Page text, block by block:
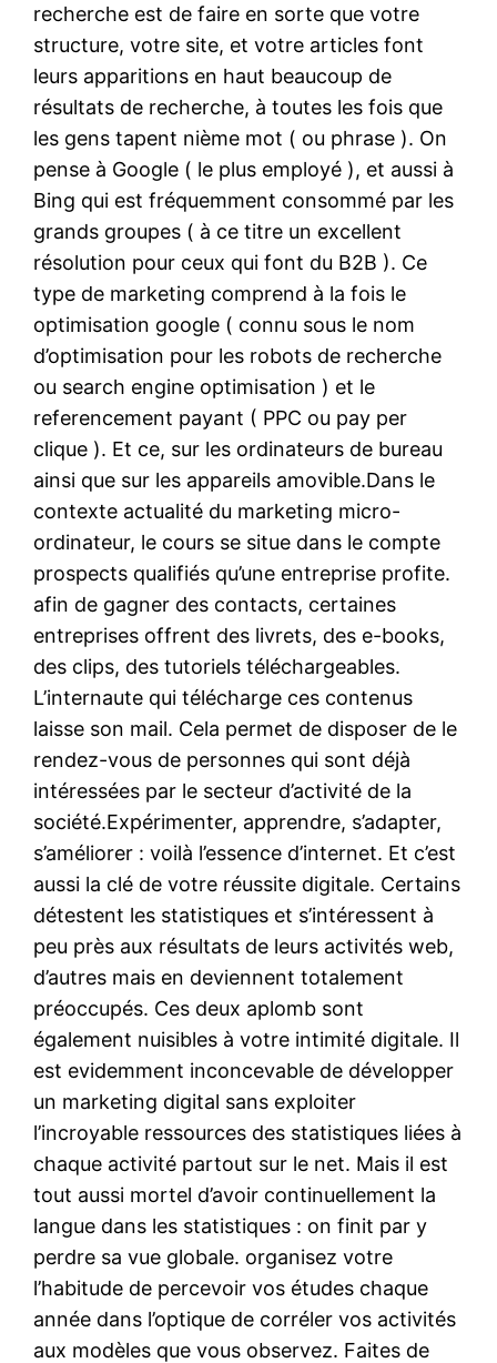
recherche est de faire en sorte que votre
structure, votre site, et votre articles font
leurs apparitions en haut beaucoup de
résultats de recherche, à toutes les fois que
les gens tapent nième mot ( ou phrase ). On
pense à Google ( le plus employé ), et aussi à
Bing qui est fréquemment consommé par les
grands groupes ( à ce titre un excellent
résolution pour ceux qui font du B2B ). Ce
type de marketing comprend à la fois le
optimisation google ( connu sous le nom
d’optimisation pour les robots de recherche
ou search engine optimisation ) et le
referencement payant ( PPC ou pay per
clique ). Et ce, sur les ordinateurs de bureau
ainsi que sur les appareils amovible.Dans le
contexte actualité du marketing micro-
ordinateur, le cours se situe dans le compte
prospects qualifiés qu’une entreprise profite.
afin de gagner des contacts, certaines
entreprises offrent des livrets, des e-books,
des clips, des tutoriels téléchargeables.
L’internaute qui télécharge ces contenus
laisse son mail. Cela permet de disposer de le
rendez-vous de personnes qui sont déjà
intéressées par le secteur d’activité de la
société.Expérimenter, apprendre, s’adapter,
s’améliorer : voilà l’essence d’internet. Et c’est
aussi la clé de votre réussite digitale. Certains
détestent les statistiques et s’intéressent à
peu près aux résultats de leurs activités web,
d’autres mais en deviennent totalement
préoccupés. Ces deux aplomb sont
également nuisibles à votre intimité digitale. Il
est evidemment inconcevable de développer
un marketing digital sans exploiter
l’incroyable ressources des statistiques liées à
chaque activité partout sur le net. Mais il est
tout aussi mortel d’avoir continuellement la
langue dans les statistiques : on finit par y
perdre sa vue globale. organisez votre
l’habitude de percevoir vos études chaque
année dans l’optique de corréler vos activités
aux modèles que vous observez. Faites de